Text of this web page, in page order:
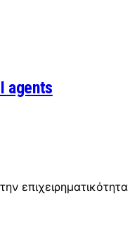
agents
επιχειρηματικότητα